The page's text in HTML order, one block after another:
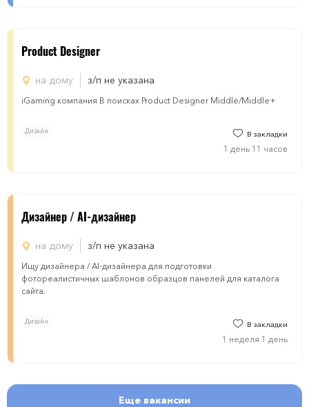
Product Designer
на дому з/п не указана
iGaming компания В поисках Product Designer Middle/Middle+
Дизайн В закладки
1 день 11 часов
Дизайнер / AI-дизайнер
на дому з/п не указана
Ищу дизайнера / AI-дизайнера для подготовки
фотореалистичных шаблонов образцов панелей для каталога
сайта.
Дизайн В закладки
1 неделя 1 день
Еще вакансии